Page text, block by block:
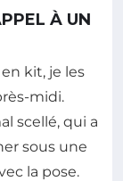
À UN
kit, je les
midi.
scellé, qui a
sous une
la pose.